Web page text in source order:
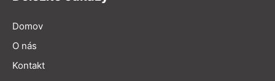
Domov
O nás
Kontakt